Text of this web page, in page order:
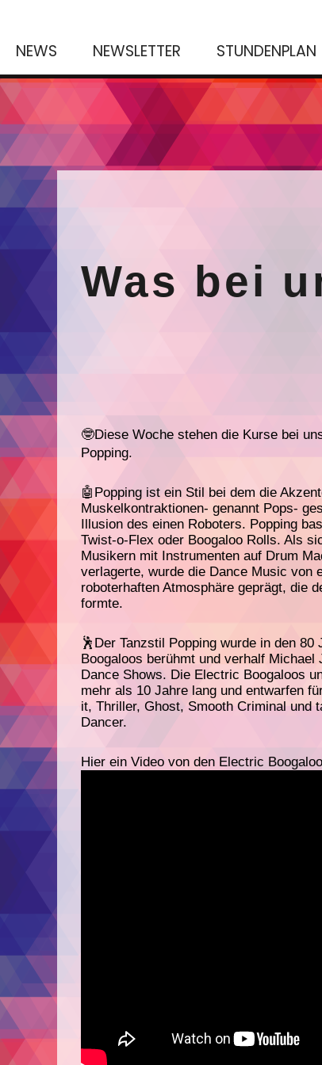
NEWS NEWSLETTER STUNDENPLAN
Was bei
🤓Diese Woche stehen die Kurse bei
Popping.
🤖Popping ist ein Stil bei dem die
Muskelkontraktionen- genannt Pops-
Illusion des einen Roboters. Popping
Twist-o-Flex oder Boogaloo Rolls. Als
Musikern mit Instrumenten auf Drum
verlagerte, wurde die Dance Music von
roboterhaften Atmosphäre geprägt, die
formte.
🕺Der Tanzstil Popping wurde in den
Boogaloos berühmt und verhalf
Dance Shows. Die Electric Boogaloos
mehr als 10 Jahre lang und entwarfen
it, Thriller, Ghost, Smooth Criminal und
Dancer.
Hier ein Video von den Electric